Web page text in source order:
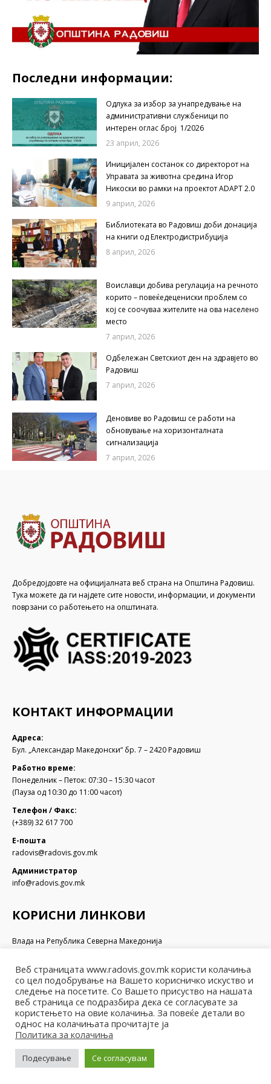
Последни информации:
Одлука за избор за унапредување на
административни службеници по
интерен оглас број 1/2026
23 април, 2026
Иницијален состанок со директорот на
Управата за животна средина Игор
Никоски во рамки на проектот ADAPT 2.0
9 април, 2026
Библиотеката во Радовиш доби донација
на книги од Електродистрибуција
8 април, 2026
Воиславци добива регулација на речното
корито – повеќедецениски проблем со
кој се соочуваа жителите на ова населено
место
7 април, 2026
Одбележан Светскиот ден на здравјето во
Радовиш
7 април, 2026
Деновиве во Радовиш се работи на
обновување на хоризонталната
сигнализација
7 април, 2026
Добредојдовте на официјалната веб страна на Општина Радовиш.
Тука можете да ги најдете сите новости, информации, и документи
поврзани со работењето на општината.
КОНТАКТ ИНФОРМАЦИИ
Адреса:
Бул. „Александар Македонски“ бр. 7 – 2420 Радовиш
Работно време:
Понеделник – Петок: 07:30 – 15:30 часот
(Пауза од 10:30 до 11:00 часот)
Телефон / Факс:
(+389) 32 617 700
Е-пошта
radovis@radovis.gov.mk
Администратор
info@radovis.gov.mk
КОРИСНИ ЛИНКОВИ
Влада на Република Северна Македонија
Министерство за финансии
Министерство за транспорт и врски
Министерство за локална самоуправа
Министерство за информатичко општество и администрација
Министерство за образование и наука
© Општина Радовиш - 2022. Сите права се задржани
Веб страницата www.radovis.gov.mk користи колачиња
со цел подобрување на Вашето корисничко искуство и
следење на посетите. Со Вашето присуство на нашата
веб страница се подразбира дека се согласувате за
користењето на овие колачиња. За повеќе детали во
однос на колачињата прочитајте ја
Политика за колачиња
Подесување Се согласувам